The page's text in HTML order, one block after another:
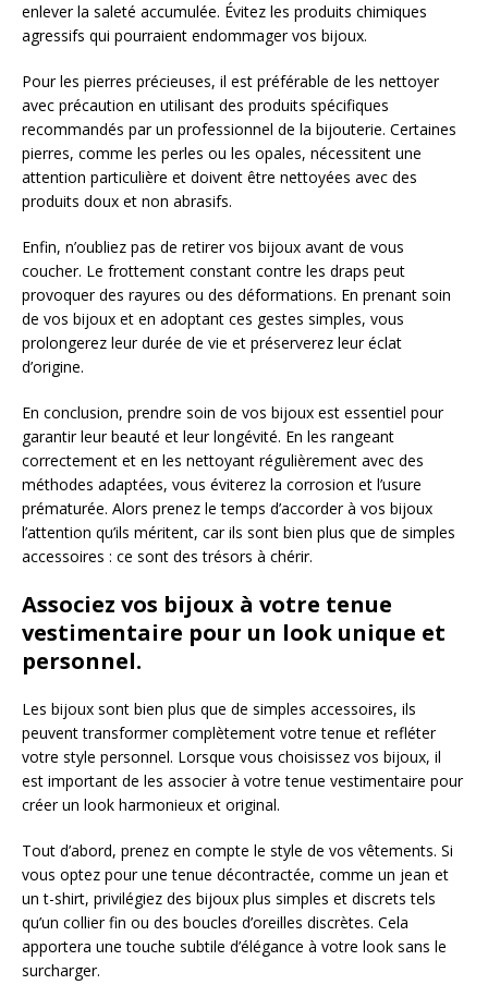
enlever la saleté accumulée. Évitez les produits chimiques
agressifs qui pourraient endommager vos bijoux.
Pour les pierres précieuses, il est préférable de les nettoyer
avec précaution en utilisant des produits spécifiques
recommandés par un professionnel de la bijouterie. Certaines
pierres, comme les perles ou les opales, nécessitent une
attention particulière et doivent être nettoyées avec des
produits doux et non abrasifs.
Enfin, n’oubliez pas de retirer vos bijoux avant de vous
coucher. Le frottement constant contre les draps peut
provoquer des rayures ou des déformations. En prenant soin
de vos bijoux et en adoptant ces gestes simples, vous
prolongerez leur durée de vie et préserverez leur éclat
d’origine.
En conclusion, prendre soin de vos bijoux est essentiel pour
garantir leur beauté et leur longévité. En les rangeant
correctement et en les nettoyant régulièrement avec des
méthodes adaptées, vous éviterez la corrosion et l’usure
prématurée. Alors prenez le temps d’accorder à vos bijoux
l’attention qu’ils méritent, car ils sont bien plus que de simples
accessoires : ce sont des trésors à chérir.
Associez vos bijoux à votre tenue
vestimentaire pour un look unique et
personnel.
Les bijoux sont bien plus que de simples accessoires, ils
peuvent transformer complètement votre tenue et refléter
votre style personnel. Lorsque vous choisissez vos bijoux, il
est important de les associer à votre tenue vestimentaire pour
créer un look harmonieux et original.
Tout d’abord, prenez en compte le style de vos vêtements. Si
vous optez pour une tenue décontractée, comme un jean et
un t-shirt, privilégiez des bijoux plus simples et discrets tels
qu’un collier fin ou des boucles d’oreilles discrètes. Cela
apportera une touche subtile d’élégance à votre look sans le
surcharger.